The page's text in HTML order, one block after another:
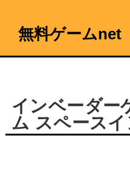
無料ゲームnet
インベーダー
ム スペース